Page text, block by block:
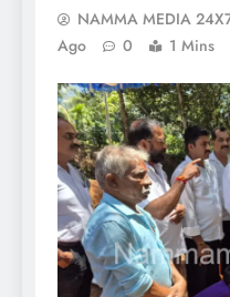
NAMMA MEDIA
Ago
0 1 Mins